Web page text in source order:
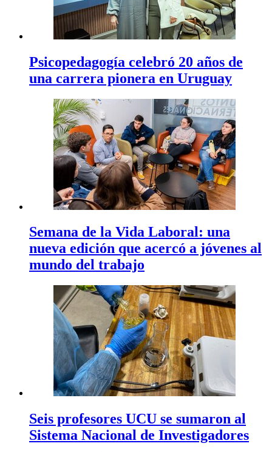
Psicopedagogía celebró 20 años de
una carrera pionera en Uruguay
Semana de la Vida Laboral: una
nueva edición que acercó a jóvenes al
mundo del trabajo
Seis profesores UCU se sumaron al
Sistema Nacional de Investigadores